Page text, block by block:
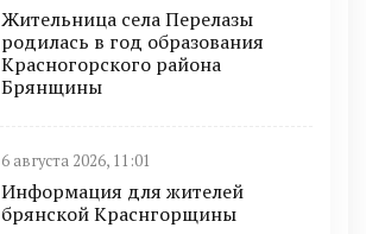
Жительница села Перелазы
родилась в год образования
Красногорского района
Брянщины
6 августа 2026, 11:01
Информация для жителей
брянской Краснгорщины